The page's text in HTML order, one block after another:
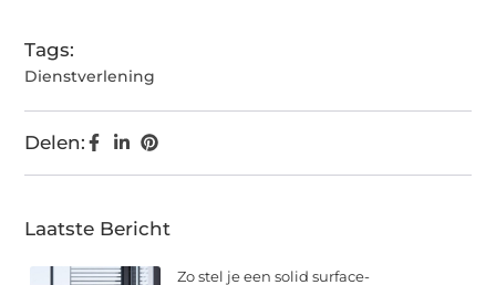
Tags:
Dienstverlening
Delen:
Laatste Bericht
Zo stel je een solid surface-